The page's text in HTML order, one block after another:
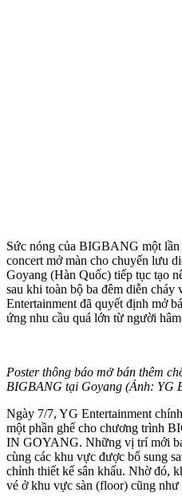
Sức nóng của BIGBANG một
concert mở màn cho chuyến lưu
Goyang (Hàn Quốc) tiếp tục tạo
sau khi toàn bộ ba đêm diễn
Entertainment đã quyết định mở
ứng nhu cầu quá lớn từ người
Poster thông báo mở bán thêm
BIGBANG tại Goyang (Ảnh: YG
Ngày 7/7, YG Entertainment
một phần ghế cho chương trình
IN GOYANG. Những vị trí mới
cùng các khu vực được bổ sung
chỉnh thiết kế sân khấu. Nhờ đó,
vé ở khu vực sàn (floor) cũng như